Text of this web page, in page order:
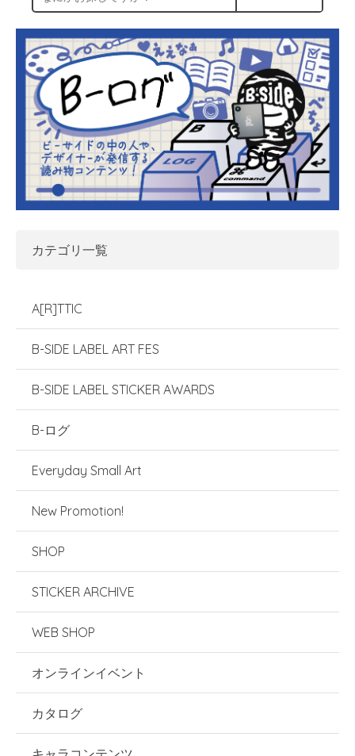
カテゴリ一覧
A[R]TTIC
B-SIDE LABEL ART FES
B-SIDE LABEL STICKER AWARDS
B-ログ
Everyday Small Art
New Promotion!
SHOP
STICKER ARCHIVE
WEB SHOP
オンラインイベント
カタログ